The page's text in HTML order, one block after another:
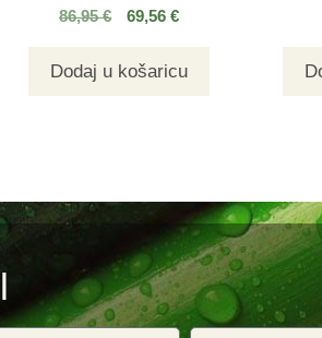
86,95€ 69,56€
Dodaj u košaricu